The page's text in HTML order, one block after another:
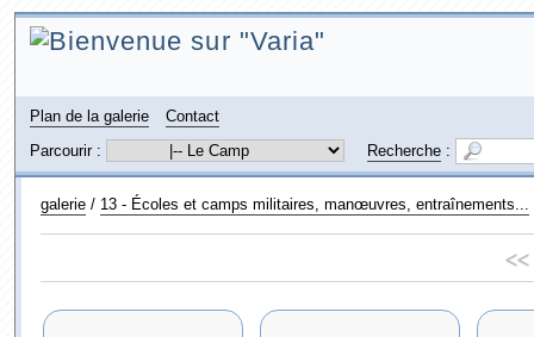
Plan de la galerie
Contact
Parcourir :
Recherche:
galerie/ 13 - Écoles et camps militaires, manœuvres, entraînements...
<<